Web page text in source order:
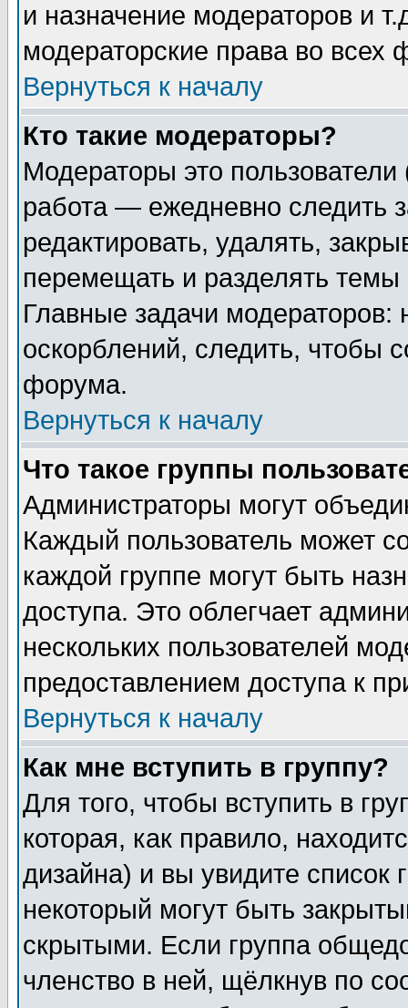
и назначение модераторов и
модераторские права во всех
Вернуться к началу
Кто такие модераторы?
Модераторы это
работа — ежедневно следить
редактировать, удалять,
перемещать и разделять
Главные задачи
оскорблений, следить, чтобы
форума.
Вернуться к началу
Что такое группы
Администраторы могут
Каждый пользователь может
каждой группе могут быть
доступа. Это облегчает
нескольких пользователей
предоставлением доступа к
Вернуться к началу
Как мне вступить в группу?
Для того, чтобы вступить в
которая, как правило,
дизайна) и вы увидите список
некоторый могут быть
скрытыми. Если группа
членство в ней, щёлкнув по